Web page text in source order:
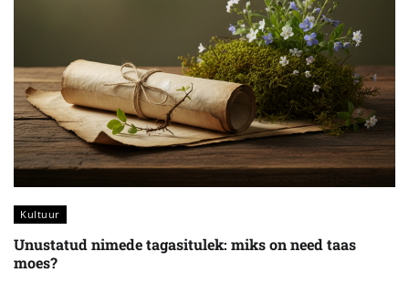
Kultuur
Unustatud nimede tagasitulek: miks on need taas
moes?